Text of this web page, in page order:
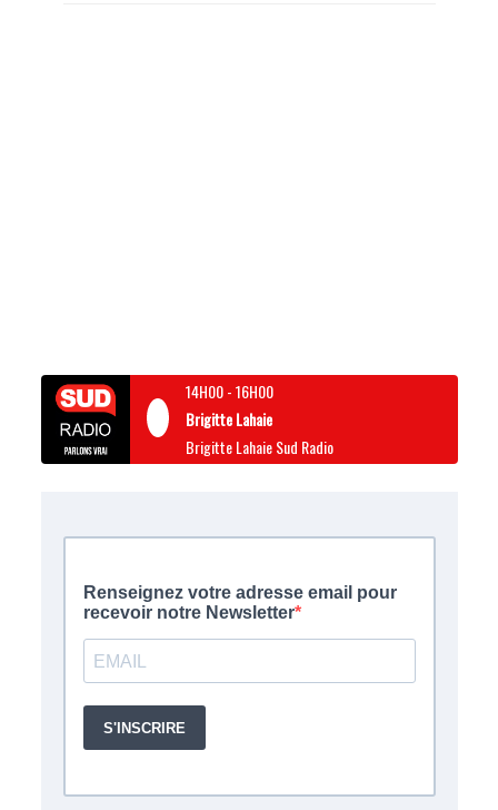
14H00-16H00
Brigitte Lahaie
Brigitte Lahaie Sud Radio